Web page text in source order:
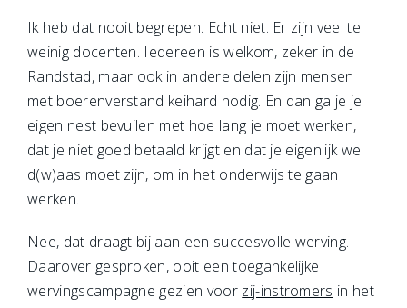
Ik heb dat nooit begrepen. Echt niet. Er zijn veel te
weinig docenten. Iedereen is welkom, zeker in de
Randstad, maar ook in andere delen zijn mensen
met boerenverstand keihard nodig. En dan ga je je
eigen nest bevuilen met hoe lang je moet werken,
dat je niet goed betaald krijgt en dat je eigenlijk wel
d(w)aas moet zijn, om in het onderwijs te gaan
werken.
Nee, dat draagt bij aan een succesvolle werving.
Daarover gesproken, ooit een toegankelijke
wervingscampagne gezien voor zij-instromers in het